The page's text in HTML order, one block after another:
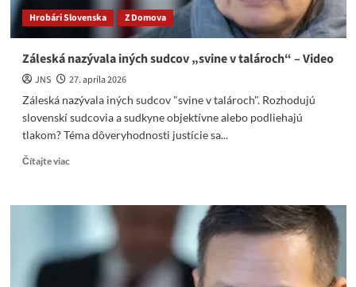
Hrobári Slovenska Z Domova
Záleská nazývala iných sudcov „svine v talároch“ – Video
JNS
27. apríla 2026
Záleská nazývala iných sudcov "svine v talároch". Rozhodujú
slovenskí sudcovia a sudkyne objektívne alebo podliehajú
tlakom? Téma dôveryhodnosti justície sa...
Čítajte viacRead
Záleská
nazývala
sudcov
„svine